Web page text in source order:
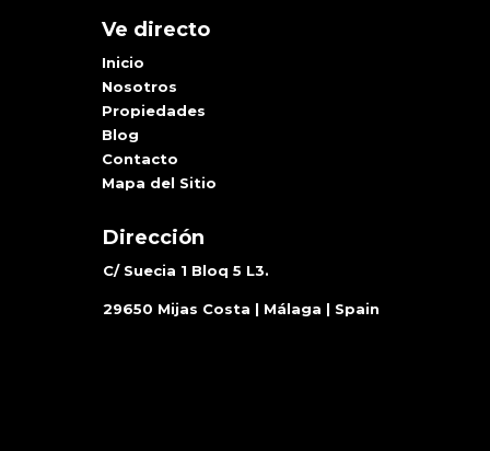
Ve directo
Inicio
Nosotros
Propiedades
Blog
Contacto
Mapa del Sitio
Dirección
C/ Suecia 1 Bloq 5 L3.
29650 Mijas Costa | Málaga | Spain